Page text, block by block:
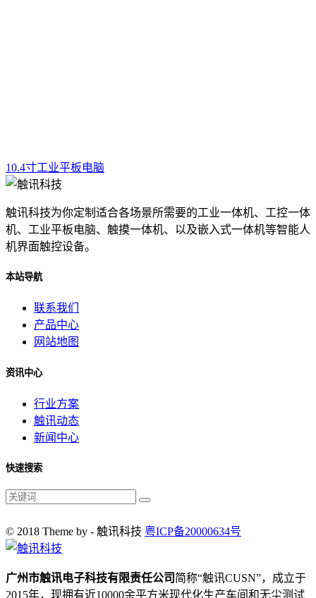
10.4寸工业平板电脑
触讯科技为你定制适合各场景所需要的工业一体机、工控一体
机、工业平板电脑、触摸一体机、以及嵌入式一体机等智能人
机界面触控设备。
本站导航
联系我们
产品中心
网站地图
资讯中心
行业方案
触讯动态
新闻中心
快速搜索
© 2018 Theme by - 触讯科技 粤ICP备20000634号
广州市触讯电子科技有限责任公司 简称“触讯CUSN”，成立于
2015年，现拥有近10000余平方米现代化生产车间和无尘测试